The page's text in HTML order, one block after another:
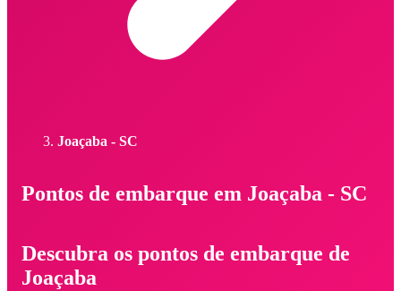
Joaçaba - SC
Pontos de embarque em Joaçaba - SC
Descubra os pontos de embarque de
Joaçaba